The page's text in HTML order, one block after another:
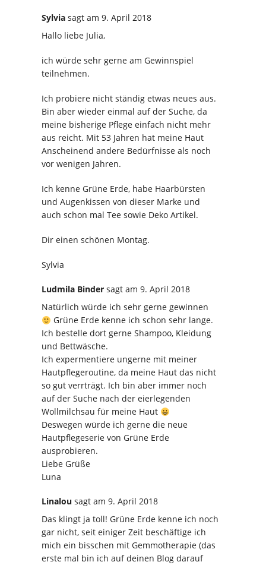
Sylvia sagt am 9. April 2018
Hallo liebe Julia,
ich würde sehr gerne am Gewinnspiel
teilnehmen.
Ich probiere nicht ständig etwas neues aus.
Bin aber wieder einmal auf der Suche, da
meine bisherige Pflege einfach nicht mehr
aus reicht. Mit 53 Jahren hat meine Haut
Anscheinend andere Bedürfnisse als noch
vor wenigen Jahren.
Ich kenne Grüne Erde, habe Haarbürsten
und Augenkissen von dieser Marke und
auch schon mal Tee sowie Deko Artikel.
Dir einen schönen Montag.
Sylvia
Ludmila Binder sagt am 9. April 2018
Natürlich würde ich sehr gerne gewinnen
Grüne Erde kenne ich schon sehr lange.
Ich bestelle dort gerne Shampoo, Kleidung
und Bettwäsche.
Ich expermentiere ungerne mit meiner
Hautpflegeroutine, da meine Haut das nicht
so gut verrträgt. Ich bin aber immer noch
auf der Suche nach der eierlegenden
Wollmilchsau für meine Haut
Deswegen würde ich gerne die neue
Hautpflegeserie von Grüne Erde
ausprobieren.
Liebe Grüße
Luna
Linalou sagt am 9. April 2018
Das klingt ja toll! Grüne Erde kenne ich noch
gar nicht, seit einiger Zeit beschäftige ich
mich ein bisschen mit Gemmotherapie (das
erste mal bin ich auf deinen Blog darauf